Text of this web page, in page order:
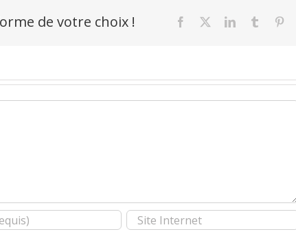
de votre choix ! Facebook LinkedInTumblr